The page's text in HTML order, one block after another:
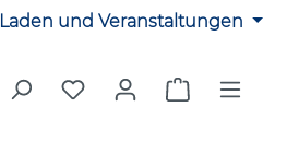
Laden und Veranstaltungen
Du hast 0 Produkte auf
Warenkorb